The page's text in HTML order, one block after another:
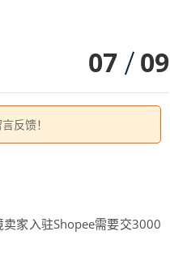
07 09
反馈！
家入驻Shopee需要交3000